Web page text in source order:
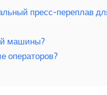
пресс-переплав
машины?
операторов?